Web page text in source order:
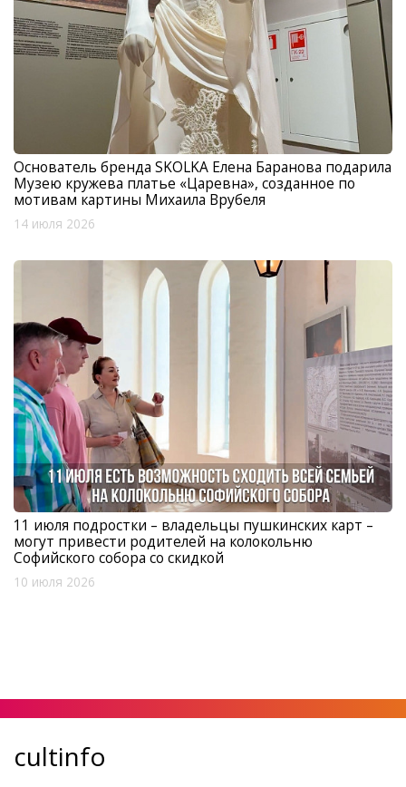
Основатель бренда SKOLKA Елена Баранова подарила
Музею кружева платье «Царевна», созданное по
мотивам картины Михаила Врубеля
14 июля 2026
11 июля подростки – владельцы пушкинских карт –
могут привести родителей на колокольню
Софийского собора со скидкой
10 июля 2026
cultinfo